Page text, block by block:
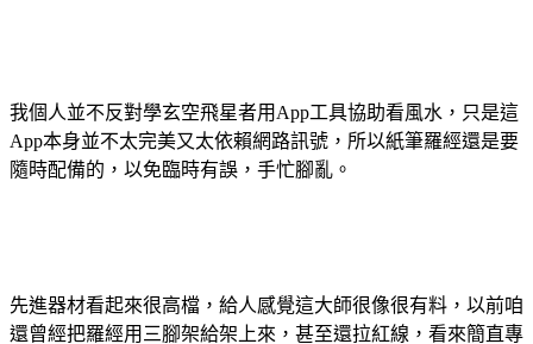
我個人並不反對學玄空飛星者用App工具協助看風水，只是這
App本身並不太完美又太依賴網路訊號，所以紙筆羅經還是要
隨時配備的，以免臨時有誤，手忙腳亂。
先進器材看起來很高檔，給人感覺這大師很像很有料，以前咱
還曾經把羅經用三腳架給架上來，甚至還拉紅線，看來簡直專